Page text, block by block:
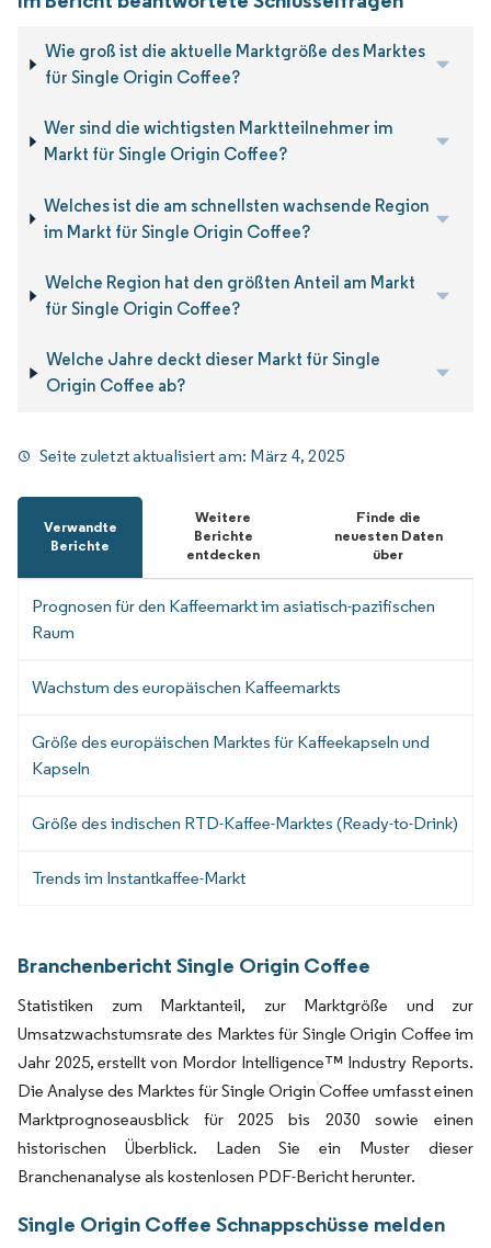
Wie groß ist die aktuelle Marktgröße des Marktes
für Single Origin Coffee?
Wer sind die wichtigsten Marktteilnehmer im
Markt für Single Origin Coffee?
Welches ist die am schnellsten wachsende Region
im Markt für Single Origin Coffee?
Welche Region hat den größten Anteil am Markt
für Single Origin Coffee?
Welche Jahre deckt dieser Markt für Single
Origin Coffee ab?
Seite zuletzt aktualisiert am: März 4, 2025
Verwandte
Berichte
Weitere
Berichte
entdecken
Finde die
neuesten Daten
über
Prognosen für den Kaffeemarkt im asiatisch-pazifischen
Raum
Wachstum des europäischen Kaffeemarkts
Größe des europäischen Marktes für Kaffeekapseln und
Kapseln
Größe des indischen RTD-Kaffee-Marktes (Ready-to-Drink)
Trends im Instantkaffee-Markt
Branchenbericht Single Origin Coffee
Statistiken zum Marktanteil, zur Marktgröße und zur
Umsatzwachstumsrate des Marktes für Single Origin Coffee im
Jahr 2025, erstellt von Mordor Intelligence™ Industry Reports.
Die Analyse des Marktes für Single Origin Coffee umfasst einen
Marktprognoseausblick für 2025 bis 2030 sowie einen
historischen Überblick. Laden Sie ein Muster dieser
Branchenanalyse als kostenlosen PDF-Bericht herunter.
Single Origin Coffee Schnappschüsse melden